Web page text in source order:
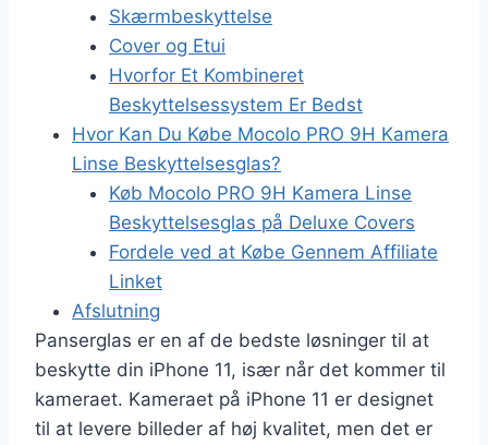
Skærmbeskyttelse
Cover og Etui
Hvorfor Et Kombineret
Beskyttelsessystem Er Bedst
Hvor Kan Du Købe Mocolo PRO 9H Kamera
Linse Beskyttelsesglas?
Køb Mocolo PRO 9H Kamera Linse
Beskyttelsesglas på Deluxe Covers
Fordele ved at Købe Gennem Affiliate
Linket
Afslutning
Panserglas er en af de bedste løsninger til at
beskytte din iPhone 11, især når det kommer til
kameraet. Kameraet på iPhone 11 er designet
til at levere billeder af høj kvalitet, men det er